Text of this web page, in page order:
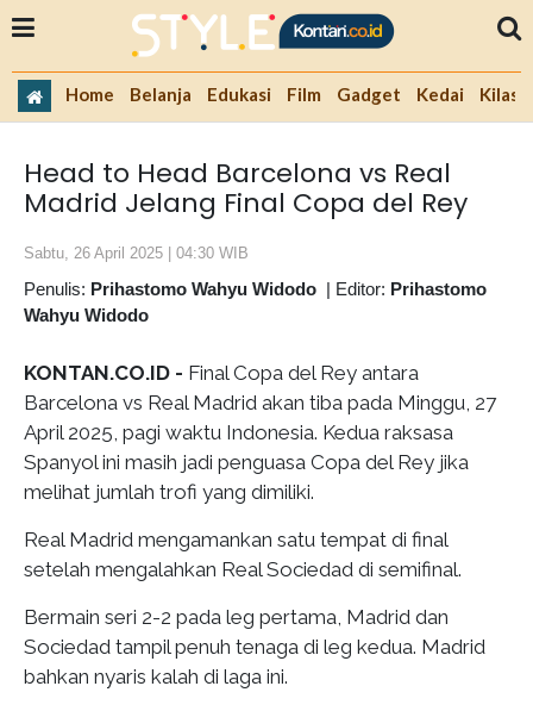
Home Belanja Edukasi Film Gadget Kedai Kilas
Head to Head Barcelona vs Real
Madrid Jelang Final Copa del Rey
Sabtu, 26 April 2025 | 04:30 WIB
Penulis: Prihastomo Wahyu Widodo | Editor: Prihastomo
Wahyu Widodo
KONTAN.CO.ID - Final Copa del Rey antara
Barcelona vs Real Madrid akan tiba pada Minggu, 27
April 2025, pagi waktu Indonesia. Kedua raksasa
Spanyol ini masih jadi penguasa Copa del Rey jika
melihat jumlah trofi yang dimiliki.
Real Madrid mengamankan satu tempat di final
setelah mengalahkan Real Sociedad di semifinal.
Bermain seri 2-2 pada leg pertama, Madrid dan
Sociedad tampil penuh tenaga di leg kedua. Madrid
bahkan nyaris kalah di laga ini.